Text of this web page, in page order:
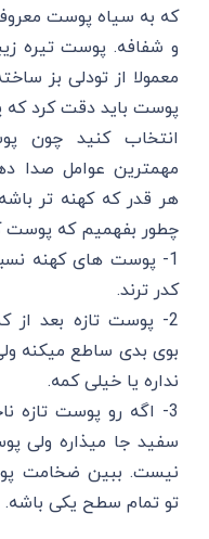
که به سیاه پوست
و شفافه. پوست تیره
معمولا از تودلی بز
پوست باید دقت کرد
انتخاب کنید چون
مهمترین عوامل صدا
هر قدر که کهنه تر
چطور بفهمیم که پوست
1- پوست های کهنه
کدر ترند.
2- پوست تازه بعد
بوی بدی ساطع میکنه
نداره یا خیلی کمه.
3- اگه رو پوست تازه
سفید جا میذاره ولی
نیست. ببین ضخامت
تو تمام سطح یکی باشه.